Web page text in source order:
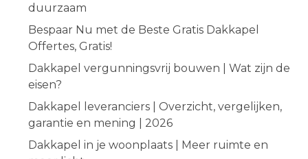
duurzaam
Bespaar Nu met de Beste Gratis Dakkapel
Offertes, Gratis!
Dakkapel vergunningsvrij bouwen | Wat zijn de
eisen?
Dakkapel leveranciers | Overzicht, vergelijken,
garantie en mening | 2026
Dakkapel in je woonplaats | Meer ruimte en